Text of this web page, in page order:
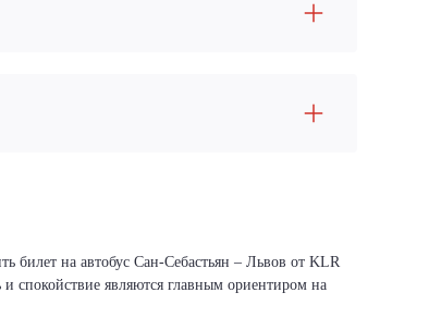
билет на автобус Сан-Себастьян – Львов от KLR
спокойствие являются главным ориентиром на